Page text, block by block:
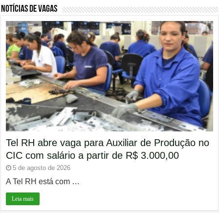
Notícias de vagas
Tel RH abre vaga para Auxiliar de Produção no
CIC com salário a partir de R$ 3.000,00
5 de agosto de 2026
A Tel RH está com …
Leia mais